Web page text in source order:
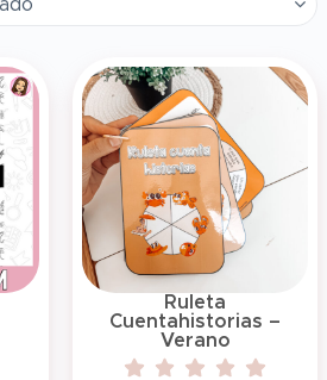
Ruleta
Cuentahistorias –
Verano